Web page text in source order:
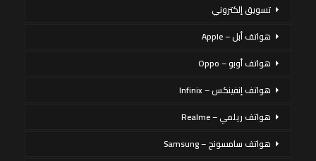
تسويق إلكتروني
هواتف أبل – Apple
هواتف أوبو – Oppo
هواتف إنفينكس – Infinix
هواتف ريلمي – Realme
هواتف سامسونج – Samsung